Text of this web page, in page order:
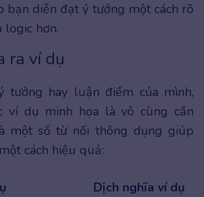
bạn diễn đạt ý tưởng một cách rõ
logic hơn.
ra ví dụ
hay luận điểm của mình,
ví dụ minh họa là vô cùng cần
một số từ nối thông dụng giúp
cách hiệu quả:
Dịch nghĩa ví dụ